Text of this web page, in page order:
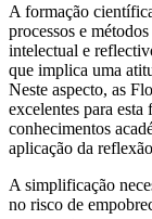
A formação
processos e
intelectual e
que implica uma
Neste aspecto, as
excelentes para
conhecimentos
aplicação da
A simplificação
no risco de